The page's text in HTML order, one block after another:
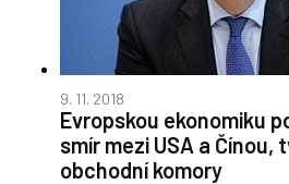
9. 11. 2018
Evropskou ekonomiku
smír mezi USA a Čínou,
obchodní komory